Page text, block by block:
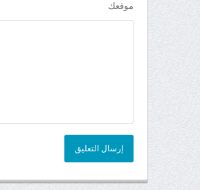
موقعك
إرسال التعليق